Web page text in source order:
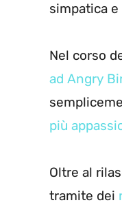
simpatica
Nel corso
ad Angry
più
Oltre al
tramite dei